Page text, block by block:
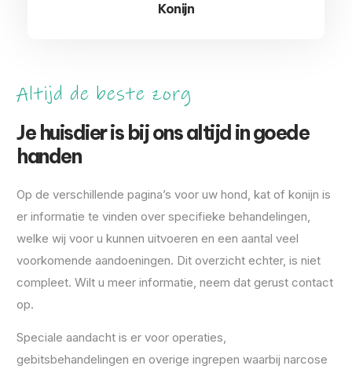
Konijn
Altijd de beste zorg
Je huisdier is bij ons altijd in goede
handen
Op de verschillende pagina’s voor uw hond, kat of konijn is
er informatie te vinden over specifieke behandelingen,
welke wij voor u kunnen uitvoeren en een aantal veel
voorkomende aandoeningen. Dit overzicht echter, is niet
compleet. Wilt u meer informatie, neem dat gerust contact
op.
Speciale aandacht is er voor operaties,
gebitsbehandelingen en overige ingrepen waarbij narcose